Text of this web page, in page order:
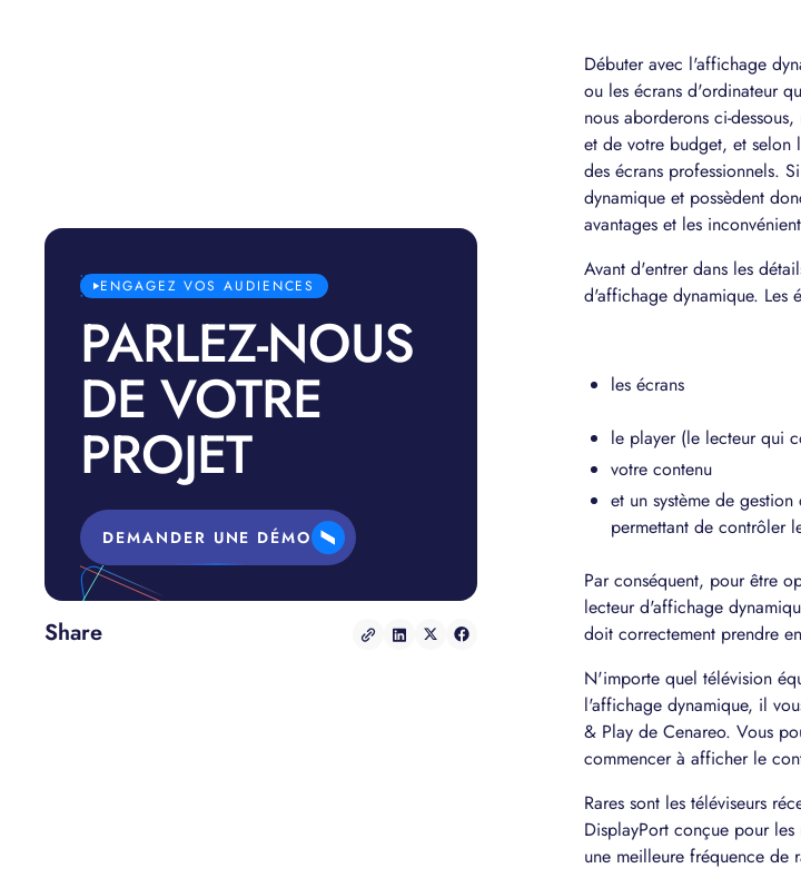
ENGAGEZ VOS AUDIENCES
PARLEZ-NOUS
DE VOTRE
PROJET
DEMANDER UNE DÉMO
Share
Débuter avec l'affichage
ou les écrans d'ordinateur
nous aborderons ci-
et de votre budget, et selon
des écrans professionnels.
dynamique et possèdent
avantages et les
Avant d'entrer dans les
d'affichage dynamique. Les
les écrans
le player (le lecteur qui
votre contenu
et un système de
permettant de contrôler
Par conséquent, pour être
lecteur d'affichage
doit correctement prendre
N'importe quel télévision
l'affichage dynamique, il
& Play de Cenareo. Vous
commencer à afficher le
Rares sont les téléviseurs
DisplayPort conçue pour
une meilleure fréquence de